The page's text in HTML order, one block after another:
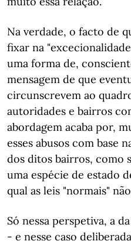
Na verdade, o facto de
fixar na
uma forma de,
mensagem de que
circunscrevem ao
autoridades e bairros
abordagem acaba por,
esses abusos com base
dos ditos bairros, como
uma espécie de estado
qual as leis "normais"
Só nessa perspetiva, a
- e nesse caso